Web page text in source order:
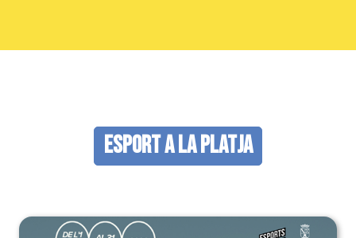
Esport a la Platja